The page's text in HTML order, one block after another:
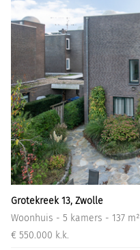
Grotekreek 13, Zwolle
Woonhuis - 5 kamers - 137 m²
€ 550.000 k.k.